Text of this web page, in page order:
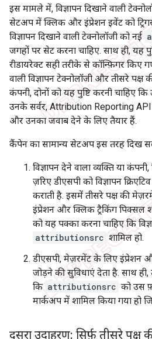
इस मामले में, विज्ञापन दिखाने वाली
सेटअप में क्लिक और इंप्रेशन इवेंट को
विज्ञापन दिखाने वाली टेक्नोलॉजी को नई
जगहों पर सेट करना चाहिए. साथ ही, यह
रीडायरेक्ट सही तरीके से कॉन्फ़िगर किए
वाली विज्ञापन टेक्नोलॉजी और तीसरे
कंपनी, दोनों को यह पुष्टि करनी चाहिए कि
उनके सर्वर, Attribution Reporting
और उनका जवाब देने के लिए तैयार हैं.
कैंपेन का सामान्य सेटअप इस तरह दिख
विज्ञापन देने वाला व्यक्ति या
ज़रिए डीएसपी को विज्ञापन
कराती है. इसमें तीसरे पक्ष की
इंप्रेशन और क्लिक ट्रैकिंग पिक्सल
को यह पक्का करना चाहिए कि
attributionsrc शामिल हो.
डीएसपी, मेज़रमेंट के लिए इंप्रेशन
जोड़ने की सुविधाएं देता है. साथ
कि attributionsrc को उस
मार्कअप में शामिल किया गया हो
दूसरा उदाहरण: सिर्फ़ तीसरे पक्ष